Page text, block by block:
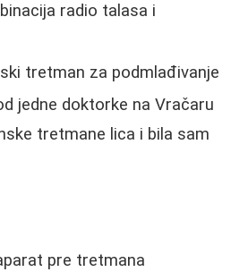
radio talasa i
tretman za podmlađivanje
jedne doktorke na Vračaru
tretmane lica i bila sam
pre tretmana